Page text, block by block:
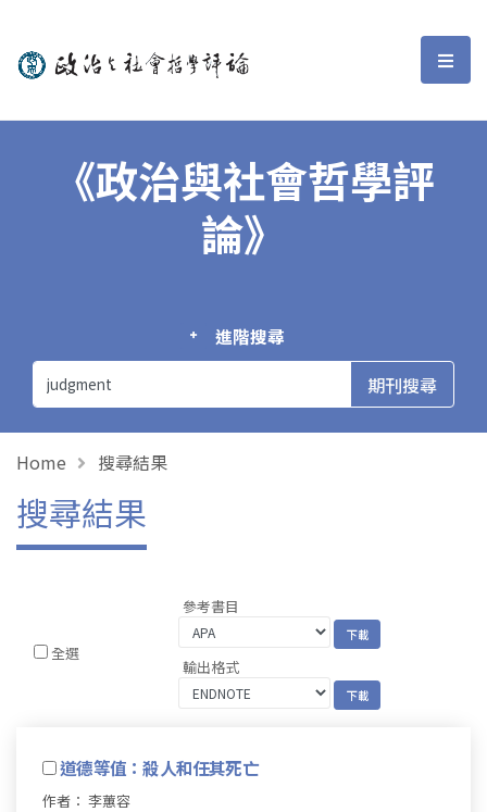
政治與社會哲學評論 選
《政治與社會哲學評
論》
進階搜尋
Home 搜尋結果
搜尋結果
全選
參考書目
輸出格式
道德等值：殺人和任其死亡
作者： 李蕙容